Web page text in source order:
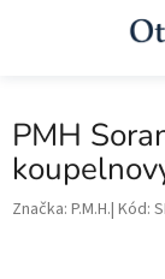
PMH
Značka: P.M.H. Kód: